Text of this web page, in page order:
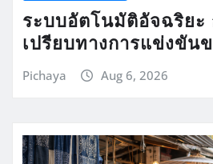
ระบบอัตโนมัติอัจฉริยะ
เปรียบทางการแข่งขัน
Pichaya Aug 6, 2026